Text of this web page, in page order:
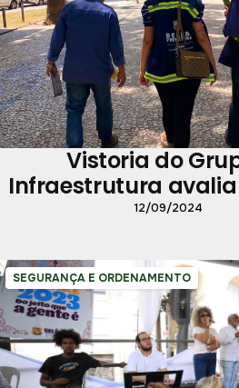
Vistoria do
Infraestrutura
Círio para garantir
12/09/2024
SEGURANÇA E ORDENAMENTO